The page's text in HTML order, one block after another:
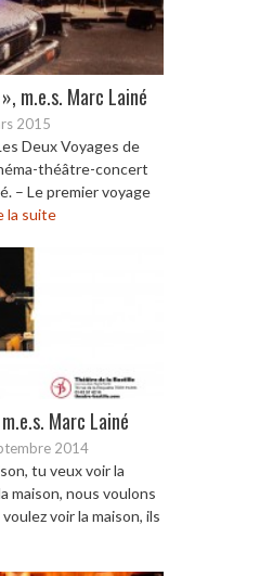
m.e.s. Marc Lainé
2015
Deux Voyages de
théâtre-concert
– Le premier voyage
la suite
Marc Lainé
2014
tu veux voir la
maison, nous voulons
voir la maison, ils